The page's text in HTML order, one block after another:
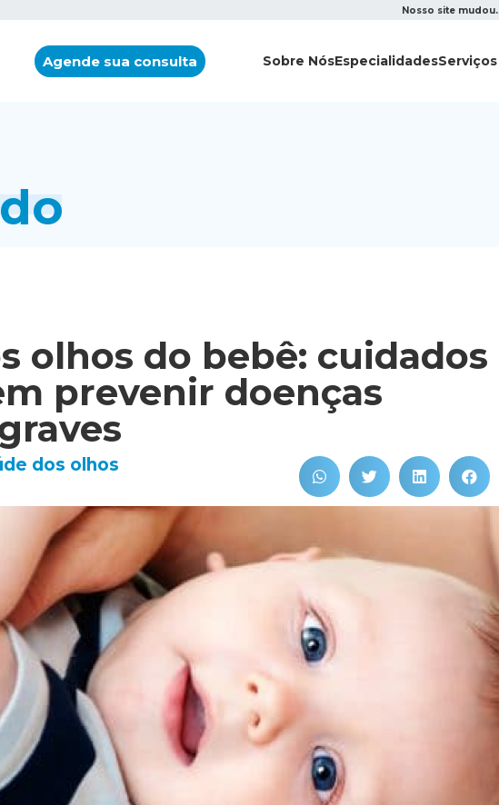
Nosso site mudou.
Agende sua consulta Sobre NósEspecialidadesServiços
olhos do bebê: cuidados
prevenir doenças
dos olhos